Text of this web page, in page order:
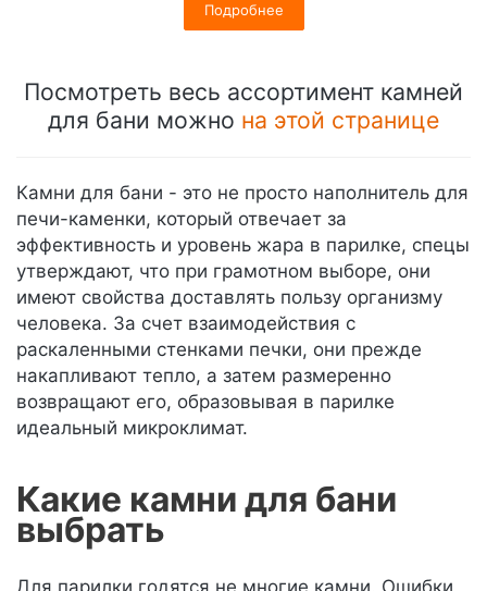
Подробнее
Посмотреть весь ассортимент камней
для бани можно на этой странице
Камни для бани - это не просто наполнитель для
печи-каменки, который отвечает за
эффективность и уровень жара в парилке, спецы
утверждают, что при грамотном выборе, они
имеют свойства доставлять пользу организму
человека. За счет взаимодействия с
раскаленными стенками печки, они прежде
накапливают тепло, а затем размеренно
возвращают его, образовывая в парилке
идеальный микроклимат.
Какие камни для бани
выбрать
Для парилки годятся не многие камни. Ошибки